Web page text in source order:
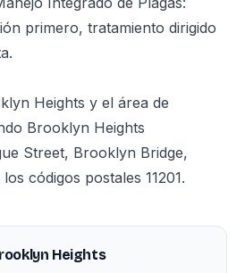
primero, tratamiento dirigido
Heights y el área de
Brooklyn Heights
Street, Brooklyn Bridge,
códigos postales 11201.
Heights